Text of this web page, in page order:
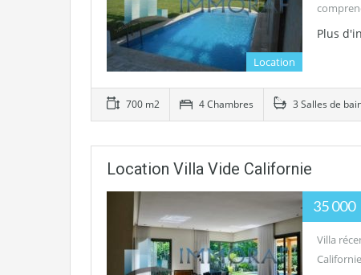
Location
Plus
700 m2 4 Chambres 3 Salles de
Location Villa Vide Californie
35 000
Villa